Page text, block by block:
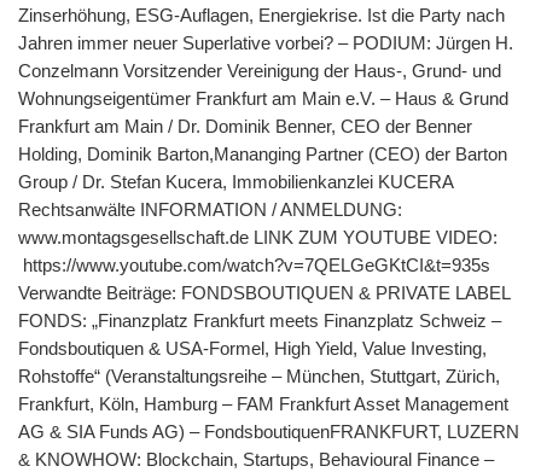
Zinserhöhung, ESG-Auflagen, Energiekrise. Ist die Party nach
Jahren immer neuer Superlative vorbei? – PODIUM: Jürgen H.
Conzelmann Vorsitzender Vereinigung der Haus-, Grund- und
Wohnungseigentümer Frankfurt am Main e.V. – Haus & Grund
Frankfurt am Main / Dr. Dominik Benner, CEO der Benner
Holding, Dominik Barton,Mananging Partner (CEO) der Barton
Group / Dr. Stefan Kucera, Immobilienkanzlei KUCERA
Rechtsanwälte INFORMATION / ANMELDUNG:
www.montagsgesellschaft.de LINK ZUM YOUTUBE VIDEO:
https://www.youtube.com/watch?v=7QELGeGKtCI&t=935s
Verwandte Beiträge: FONDSBOUTIQUEN & PRIVATE LABEL
FONDS: „Finanzplatz Frankfurt meets Finanzplatz Schweiz –
Fondsboutiquen & USA-Formel, High Yield, Value Investing,
Rohstoffe“ (Veranstaltungsreihe – München, Stuttgart, Zürich,
Frankfurt, Köln, Hamburg – FAM Frankfurt Asset Management
AG & SIA Funds AG) – FondsboutiquenFRANKFURT, LUZERN
& KNOWHOW: Blockchain, Startups, Behavioural Finance –